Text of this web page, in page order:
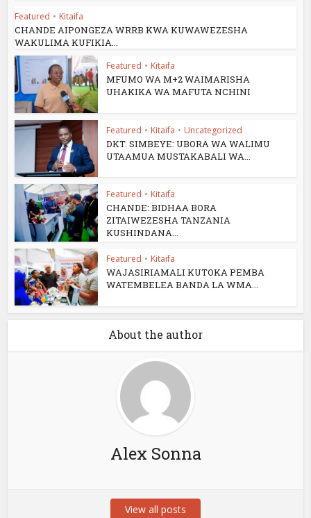
Featured • Kitaifa
CHANDE AIPONGEZA WRRB KWA KUWAWEZESHA
WAKULIMA KUFIKIA...
Featured • Kitaifa
MFUMO WA M+2 WAIMARISHA
UHAKIKA WA MAFUTA NCHINI
Featured • Kitaifa • Uncategorized
DKT. SIMBEYE: UBORA WA WALIMU
UTAAMUA MUSTAKABALI WA...
Featured • Kitaifa
CHANDE: BIDHAA BORA
ZITAIWEZESHA TANZANIA
KUSHINDANA...
Featured • Kitaifa
WAJASIRIAMALI KUTOKA PEMBA
WATEMBELEA BANDA LA WMA...
About the author
Alex Sonna
View all posts